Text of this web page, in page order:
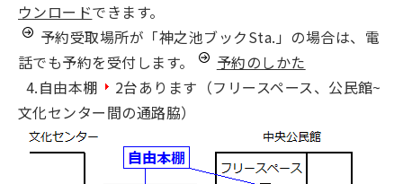
ウンロードできます。
予約受取場所が「神之池ブックSta.」の場合は、電
話でも予約を受付します。
予約のしかた
4.自由本棚
2台あります（フリースペース、公民館~
文化センター間の通路脇）